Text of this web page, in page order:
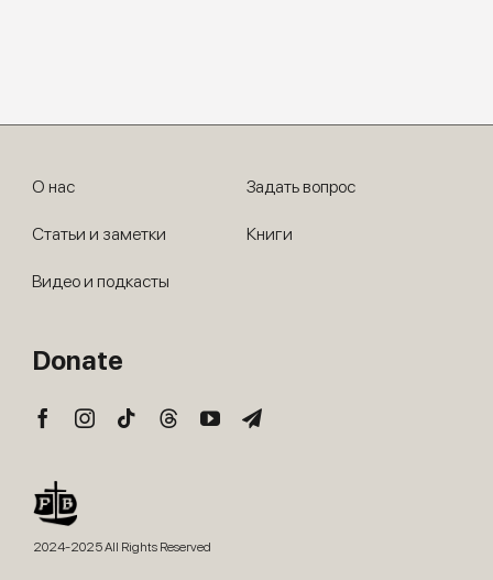
2024-2025 All Rights Reserved
О нас
Статьи и заметки
Видео и подкасты
Задать вопрос
Книги
Donate